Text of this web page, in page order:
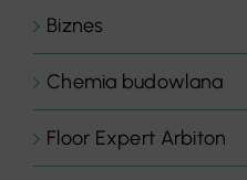
Biznes
Chemia budowlana
Floor Expert Arbiton